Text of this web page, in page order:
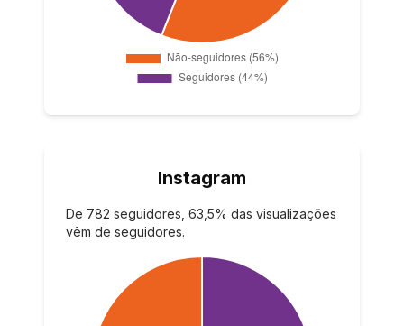
Instagram
De 782 seguidores, 63,5% das visualizações
vêm de seguidores.